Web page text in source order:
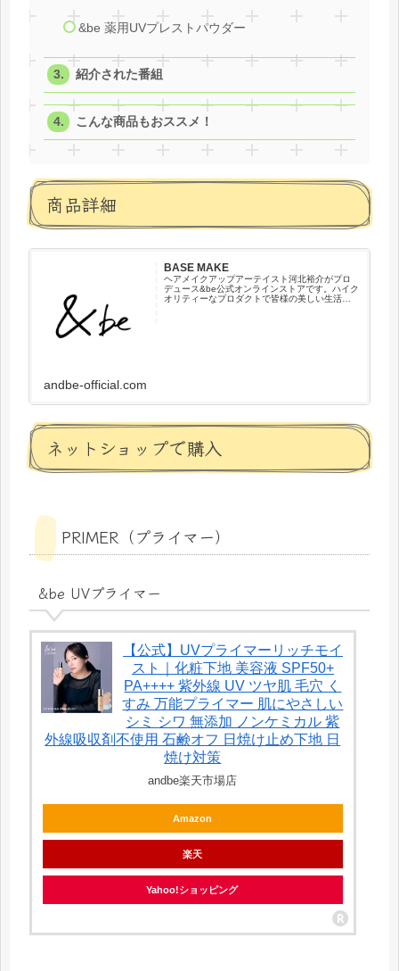
&be 薬用UVプレストパウダー
紹介された番組
こんな商品もおススメ！
商品詳細
BASE MAKE
ヘアメイクアップアーテイスト河北裕介がプロ
デュース&be公式オンラインストアです。ハイク
オリティーなプロダクトで皆様の美しい生活を
andbe-official.com
ネットショップで購入
PRIMER（プライマー）
&be UVプライマー
【公式】UVプライマーリッチモイ
スト｜化粧下地 美容液 SPF50+
PA++++ 紫外線 UV ツヤ肌 毛穴 く
すみ 万能プライマー 肌にやさしい
シミ シワ 無添加 ノンケミカル 紫
外線吸収剤不使用 石鹸オフ 日焼け止め下地 日
焼け対策
andbe楽天市場店
Amazon
楽天
Yahoo!ショッピング